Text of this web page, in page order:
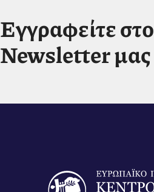
Εγγραφείτε στο
Newsletter μας